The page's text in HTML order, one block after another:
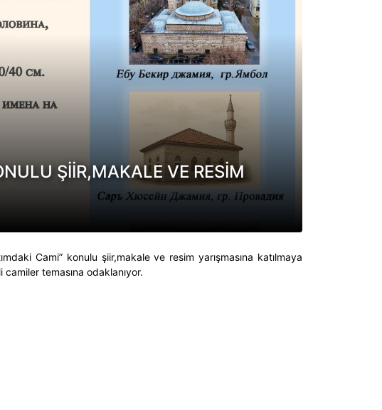
ŞİİR,MAKALE VE RESİM
Cami” konulu şiir,makale ve resim yarışmasına katılmaya
temasına odaklanıyor.